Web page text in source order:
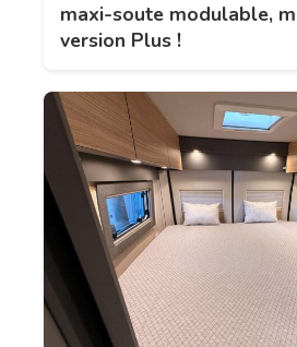
maxi-soute modulable,
version Plus !